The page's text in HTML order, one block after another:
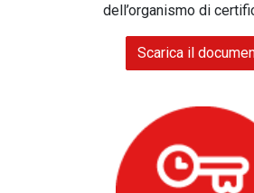
dell’organismo di
Scarica il